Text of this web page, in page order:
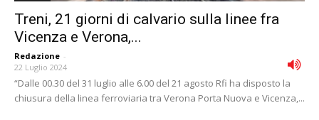
Treni, 21 giorni di calvario sulla linee fra
Vicenza e Verona,...
Redazione -
22 Luglio 2024
“Dalle 00.30 del 31 luglio alle 6.00 del 21 agosto Rfi ha disposto la
chiusura della linea ferroviaria tra Verona Porta Nuova e Vicenza,...